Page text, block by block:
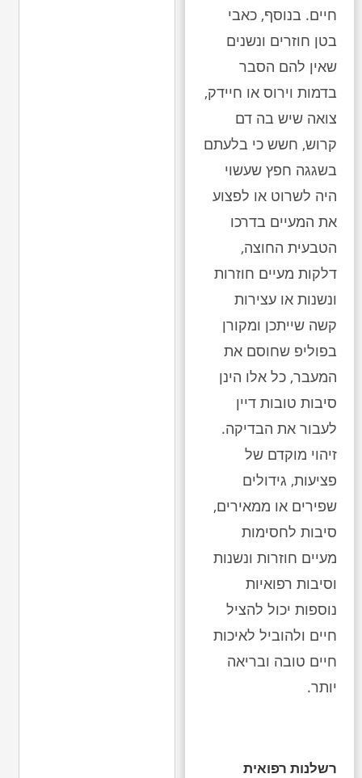
חיים. בנוסף, כאבי
בטן חוזרים ונשנים
שאין להם הסבר
בדמות וירוס או חיידק,
צואה שיש בה דם
קרוש, חשש כי בלעתם
בשגגה חפץ שעשוי
היה לשרוט או לפצוע
את המעיים בדרכו
הטבעית החוצה,
דלקות מעיים חוזרות
ונשנות או עצירות
קשה שייתכן ומקורן
בפוליפ שחוסם את
המעבר, כל אלו הינן
סיבות טובות דיין
לעבור את הבדיקה.
זיהוי מוקדם של
פציעות, גידולים
שפירים או ממאירים,
סיבות לחסימות
מעיים חוזרות ונשנות
וסיבות רפואיות
נוספות יכול להציל
חיים ולהוביל לאיכות
חיים טובה ובריאה
יותר.
רשלנות רפואית